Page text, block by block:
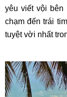
yêu viết vội bên
chạm đến trái
tuyệt vời nhất